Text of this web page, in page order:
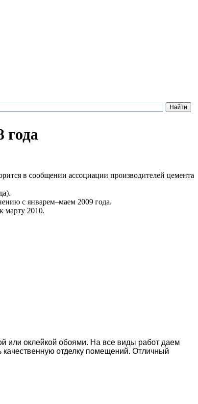
года
в сообщении ассоциации производителей цемента
с январем–маем 2009 года.
марту 2010.
или оклейкой обоями. На все виды работ даем
отделку помещений. Отличный